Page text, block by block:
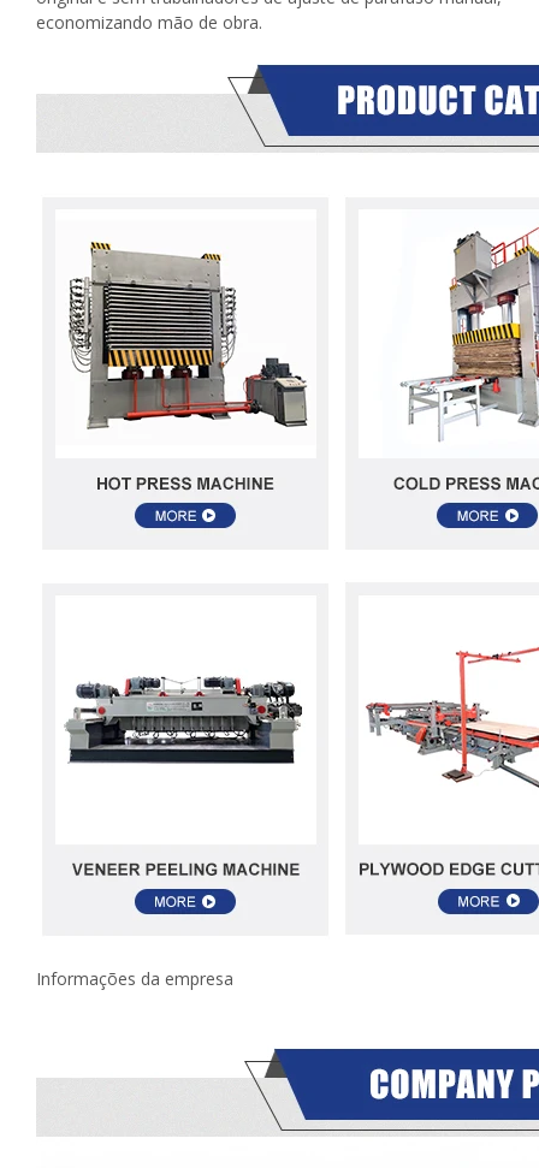
economizando mão de obra.
Informações da empresa